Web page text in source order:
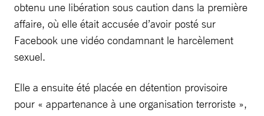
obtenu une libération sous caution dans la première
affaire, où elle était accusée d’avoir posté sur
Facebook une vidéo condamnant le harcèlement
sexuel.
Elle a ensuite été placée en détention provisoire
pour « appartenance à une organisation terroriste »,